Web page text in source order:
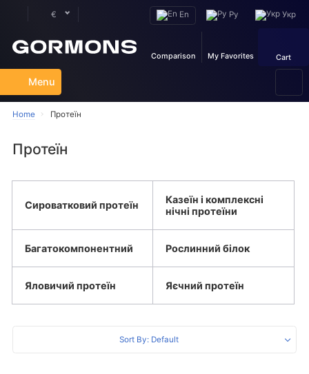
€ Укр
Ру
En
Comparison My Favorites Cart
Menu
Home Протеїн
Протеїн
Сироватковий протеїн
Казеїн і комплексні
нічні протеїни
Багатокомпонентний Рослинний білок
Яловичий протеїн Яєчний протеїн
Sort By: Default